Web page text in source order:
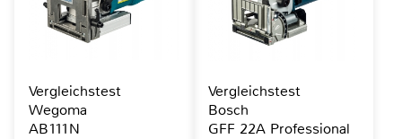
Vergleichstest
Wegoma
AB111N
Vergleichstest
Bosch
GFF 22A Professional